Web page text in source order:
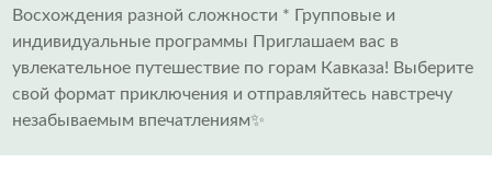
Восхождения разной сложности * Групповые и
индивидуальные программы Приглашаем вас в
увлекательное путешествие по горам Кавказа! Выберите
свой формат приключения и отправляйтесь навстречу
незабываемым впечатлениям✨